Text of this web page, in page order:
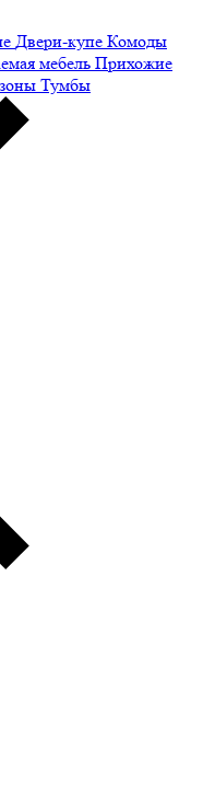
Двери-купе Комоды
мебель Прихожие
Тумбы